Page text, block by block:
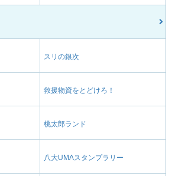
スリの銀次
救援物資をとどけろ！
桃太郎ランド
八大UMAスタンプラリー